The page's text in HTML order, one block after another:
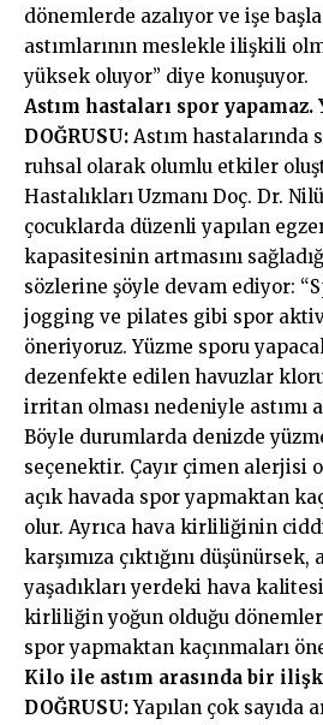
dönemlerde azalıyor ve işe
astımlarının meslekle ilişkili
yüksek oluyor” diye konuşuyor.
Astım hastaları spor yapamaz.
DOĞRUSU: Astım hastalarında
ruhsal olarak olumlu etkiler
Hastalıkları Uzmanı Doç. Dr.
çocuklarda düzenli yapılan
kapasitesinin artmasını
sözlerine şöyle devam ediyor:
jogging ve pilates gibi spor
öneriyoruz. Yüzme sporu
dezenfekte edilen havuzlar
irritan olması nedeniyle astımı
Böyle durumlarda denizde
seçenektir. Çayır çimen alerjisi
açık havada spor yapmaktan
olur. Ayrıca hava kirliliğinin
karşımıza çıktığını düşünürsek,
yaşadıkları yerdeki hava
kirliliğin yoğun olduğu
spor yapmaktan kaçınmaları
Kilo ile astım arasında bir
DOĞRUSU:Yapılan çok sayıda